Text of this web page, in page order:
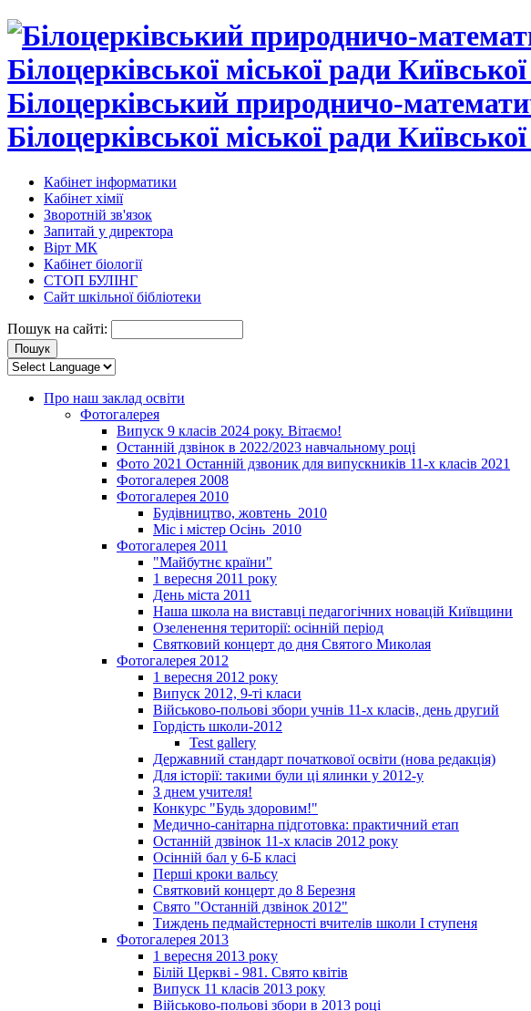
Білоцерківський природничо-
Білоцерківської міської ради Київської
Кабінет інформатики
Кабінет хімії
Зворотній зв'язок
Запитай у директора
Вірт МК
Кабінет біології
СТОП БУЛІНГ
Сайт шкільної бібліотеки
Пошук на сайті:
Про наш заклад освіти
Фотогалерея
Випуск 9 класів 2024 року. Вітаємо!
Останній дзвінок в 2022/2023 навчальному році
Фото 2021 Останній дзвоник для випускників 11-х класів 2021
Фотогалерея 2008
Фотогалерея 2010
Будівництво, жовтень_2010
Міс і містер Осінь_2010
Фотогалерея 2011
"Майбутнє країни"
1 вересня 2011 року
День міста 2011
Наша школа на виставці педагогічних новацій Київщини
Озеленення території: осінній період
Святковий концерт до дня Святого Миколая
Фотогалерея 2012
1 вересня 2012 року
Випуск 2012, 9-ті класи
Військово-польові збори учнів 11-х класів, день другий
Гордість школи-2012
Test gallery
Державний стандарт початкової освіти (нова редакція)
Для історії: такими були ці ялинки у 2012-у
З днем учителя!
Конкурс "Будь здоровим!"
Медично-санітарна підготовка: практичний етап
Останній дзвінок 11-х класів 2012 року
Осінній бал у 6-Б класі
Перші кроки вальсу
Святковий концерт до 8 Березня
Свято "Останній дзвінок 2012"
Тиждень педмайстерності вчителів школи І ступеня
Фотогалерея 2013
1 вересня 2013 року
Білій Церкві - 981. Свято квітів
Випуск 11 класів 2013 року
Військово-польові збори в 2013 році